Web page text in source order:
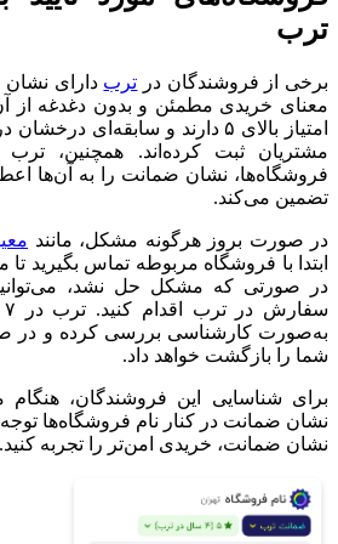
ترب
برخی از فروشندگان در ترب دارای
معنای خریدی مطمئن و بدون دغدغه از
امتیاز بالای ۵ دارند و سابقه‌ای
مشتریان ثبت کرده‌اند. همچنین،
فروشگاه‌ها، نشان ضمانت را به آن‌ها
تضمین می‌کند.
در صورت بروز هرگونه مشکل، مانند
ابتدا با فروشگاه مربوطه تماس
در صورتی که مشکل حل نشد،
سفارش در ترب اقدام کنید. ترب در ۷ روز نخست
به‌صورت کارشناسی بررسی کرده و در
شما را بازگشت خواهد داد.
برای شناسایی این فروشندگان،
نشان ضمانت در کنار نام فروشگاه‌ها توجه
نشان ضمانت، خریدی امن‌تر را تجربه کنید.